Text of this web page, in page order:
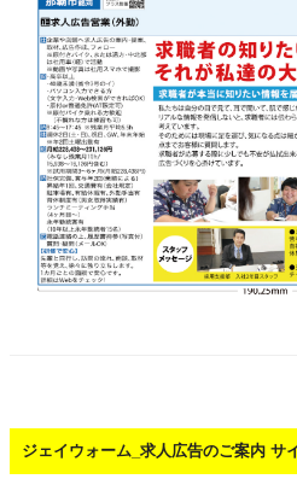
ジェイウォーム_求人広告のご案内 サ